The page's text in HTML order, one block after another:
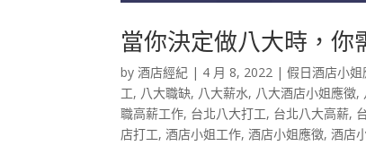
當你決定做八大時，
by酒店經紀 | 4 月 8, 2022 |假日酒店小姐
工, 八大職缺, 八大薪水, 八大酒店小姐應徵,
職高薪工作, 台北八大打工, 台北八大高薪,
店打工,酒店小姐工作,酒店小姐應徵,酒店